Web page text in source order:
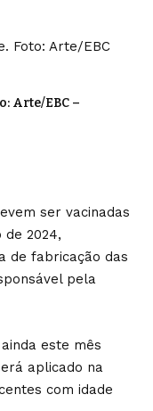
Arte/EBC –
ser vacinadas
2024,
de fabricação das
pela
este mês
aplicado na
com idade